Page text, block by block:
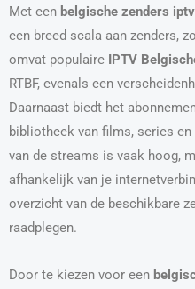
Met een belgische zenders
een breed scala aan zenders,
omvat populaire IPTV
RTBF, evenals een
Daarnaast biedt het
bibliotheek van films, series
van de streams is vaak hoog,
afhankelijk van je
overzicht van de beschikbare
raadplegen.
Door te kiezen voor een